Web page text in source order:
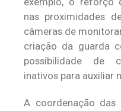
nas proximidades
câmeras de
criação da guarda
possibilidade de
inativos para auxiliar
A coordenação